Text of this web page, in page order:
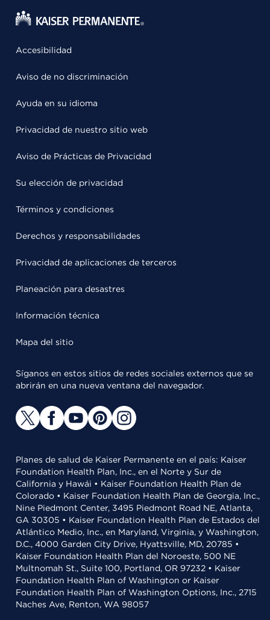
Accesibilidad
Aviso de no discriminación
Ayuda en su idioma
Privacidad de nuestro sitio web
Aviso de Prácticas de Privacidad
Su elección de privacidad
Términos y condiciones
Derechos y responsabilidades
Privacidad de aplicaciones de terceros
Planeación para desastres
Información técnica
Mapa del sitio
Síganos en estos sitios de redes sociales externos que se
abrirán en una nueva ventana del navegador.
Planes de salud de Kaiser Permanente en el país: Kaiser
Foundation Health Plan, Inc., en el Norte y Sur de
California y Hawái • Kaiser Foundation Health Plan de
Colorado • Kaiser Foundation Health Plan de Georgia, Inc.,
Nine Piedmont Center, 3495 Piedmont Road NE, Atlanta,
GA 30305 • Kaiser Foundation Health Plan de Estados del
Atlántico Medio, Inc., en Maryland, Virginia, y Washington,
D.C., 4000 Garden City Drive, Hyattsville, MD, 20785 •
Kaiser Foundation Health Plan del Noroeste, 500 NE
Multnomah St., Suite 100, Portland, OR 97232 • Kaiser
Foundation Health Plan of Washington or Kaiser
Foundation Health Plan of Washington Options, Inc., 2715
Naches Ave, Renton, WA 98057